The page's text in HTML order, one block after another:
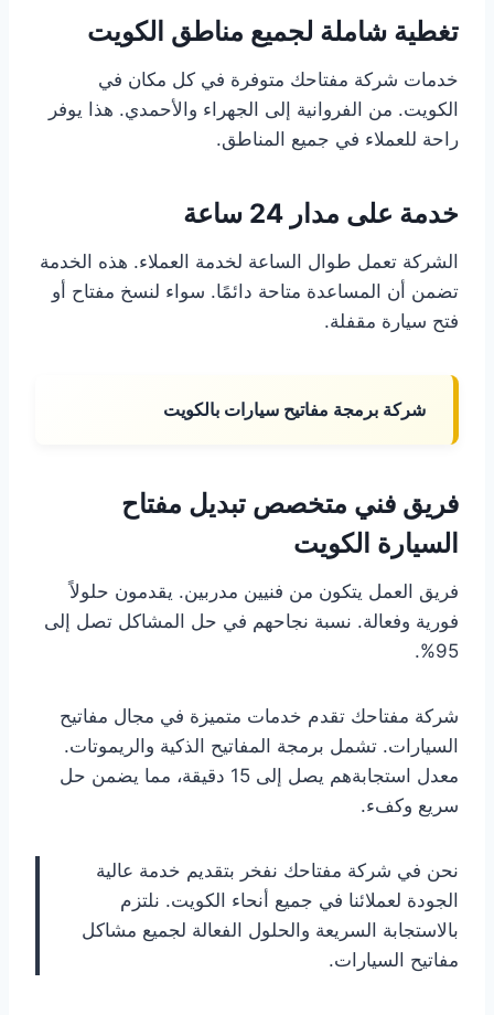
تغطية شاملة لجميع مناطق الكويت
خدمات شركة مفتاحك متوفرة في كل مكان في
الكويت. من الفروانية إلى الجهراء والأحمدي. هذا يوفر
راحة للعملاء في جميع المناطق.
خدمة على مدار 24 ساعة
الشركة تعمل طوال الساعة لخدمة العملاء. هذه الخدمة
تضمن أن المساعدة متاحة دائمًا. سواء لنسخ مفتاح أو
فتح سيارة مقفلة.
شركة برمجة مفاتيح سيارات بالكويت
فريق فني متخصص تبديل مفتاح
السيارة الكويت
فريق العمل يتكون من فنيين مدربين. يقدمون حلولاً
فورية وفعالة. نسبة نجاحهم في حل المشاكل تصل إلى
95%.
شركة مفتاحك تقدم خدمات متميزة في مجال مفاتيح
السيارات. تشمل برمجة المفاتيح الذكية والريموتات.
معدل استجابةهم يصل إلى 15 دقيقة، مما يضمن حل
سريع وكفء.
نحن في شركة مفتاحك نفخر بتقديم خدمة عالية
الجودة لعملائنا في جميع أنحاء الكويت. نلتزم
بالاستجابة السريعة والحلول الفعالة لجميع مشاكل
مفاتيح السيارات.